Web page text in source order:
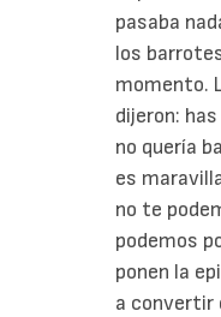
pasaba
los
momento.
dijeron:
no quería
es
no te
podemos
ponen la
a convertir